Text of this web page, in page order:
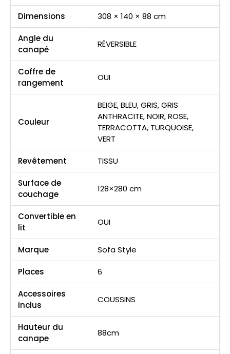
Dimensions 308 × 140 × 88 cm
Angle du
canapé
RÉVERSIBLE
Coffre de
rangement
OUI
Couleur
BEIGE,BLEU,GRIS,GRIS
ANTHRACITE,NOIR,ROSE,
TERRACOTTA, TURQUOISE,
VERT
Revêtement TISSU
Surface de
couchage
128×280 cm
Convertible en
lit
OUI
Marque Sofa Style
Places 6
Accessoires
inclus
COUSSINS
Hauteur du
canape
88cm